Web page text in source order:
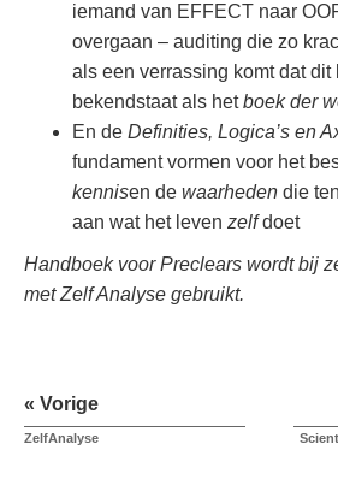
iemand van EFFECT naar
overgaan – auditing die zo
als een verrassing komt dat
bekendstaat als hetboek der
En de Definities, Logica’s en
fundament vormen voor het
kennisen de waarheden die
aan wathet leven zelfdoet
Handboek voor Preclears wordt bij
met Zelf Analyse gebruikt.
« Vorige
ZelfAnalyse